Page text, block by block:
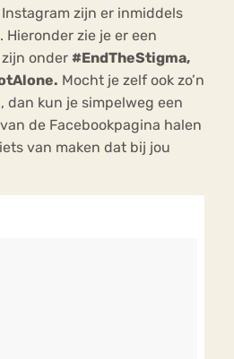
zijn er inmiddels
zie je er een
onder #EndTheStigma,
Mocht je zelf ook zo’n
dan kun je simpelweg een
de Facebookpagina halen
van maken dat bij jou